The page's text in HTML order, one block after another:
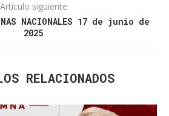
Artículo siguiente
NACIONALES 17 de junio de
2025
RELACIONADOS